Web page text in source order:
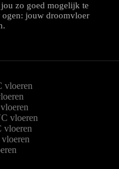
zo goed mogelijk te
ogen: jouw droomvloer
vloeren
vloeren
vloeren